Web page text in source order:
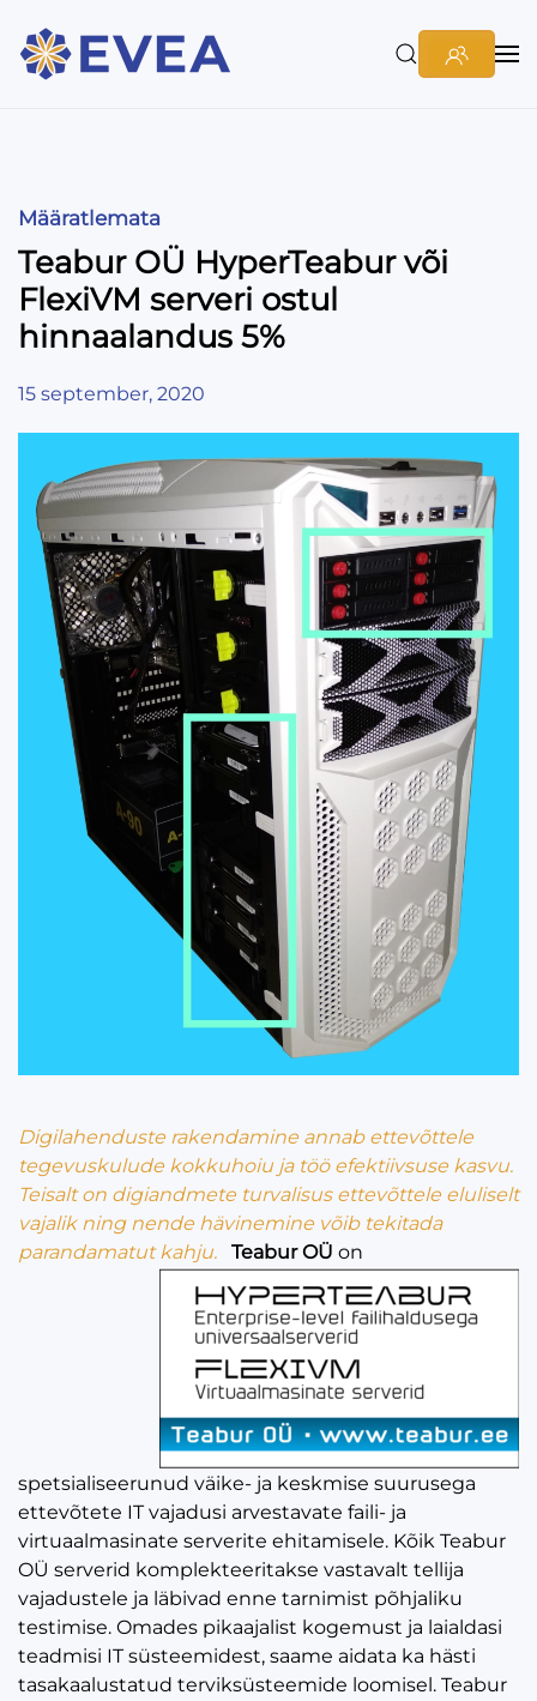
Määratlemata
Teabur OÜ HyperTeabur või
FlexiVM serveri ostul
hinnaalandus 5%
15 september, 2020
Digilahenduste rakendamine annab ettevõttele
tegevuskulude kokkuhoiu ja töö efektiivsuse kasvu.
Teisalt on digiandmete turvalisus ettevõttele eluliselt
vajalik ning nende hävinemine võib tekitada
parandamatut kahju.
Teabur OÜ on
spetsialiseerunud väike- ja keskmise suurusega
ettevõtete IT vajadusi arvestavate faili- ja
virtuaalmasinate serverite ehitamisele. Kõik Teabur
OÜ serverid komplekteeritakse vastavalt tellija
vajadustele ja läbivad enne tarnimist põhjaliku
testimise. Omades pikaajalist kogemust ja laialdasi
teadmisi IT süsteemidest, saame aidata ka hästi
tasakaalustatud terviksüsteemide loomisel. Teabur